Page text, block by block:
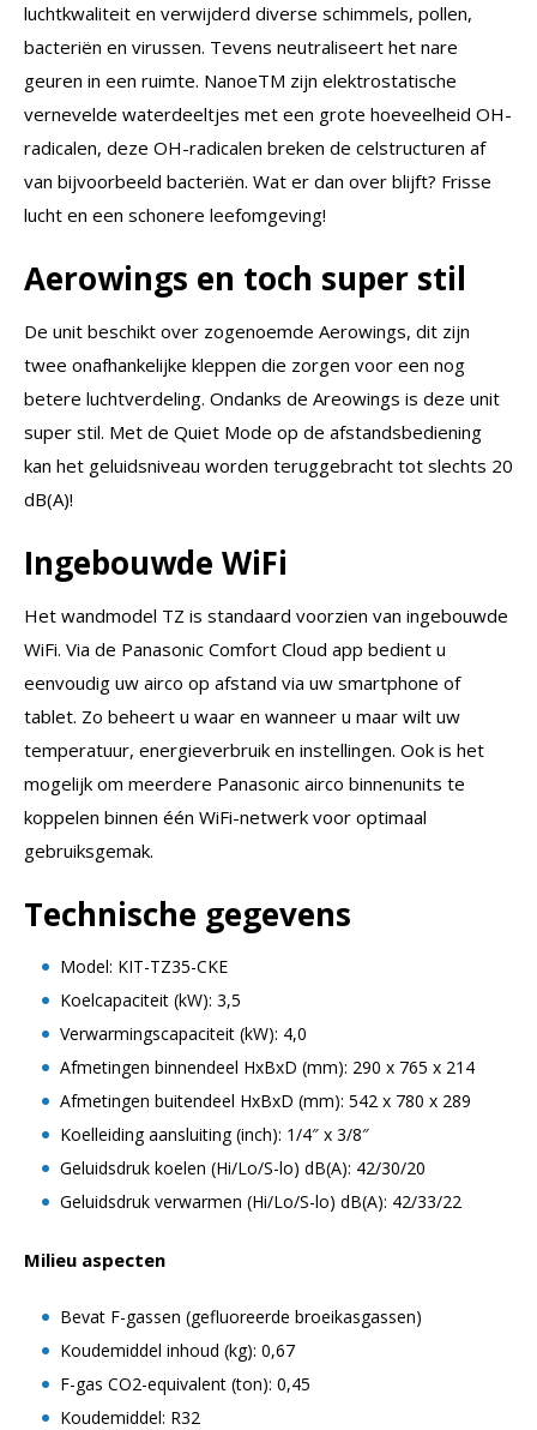
luchtkwaliteit en verwijderd diverse schimmels, pollen,
bacteriën en virussen. Tevens neutraliseert het nare
geuren in een ruimte. NanoeTM zijn elektrostatische
vernevelde waterdeeltjes met een grote hoeveelheid OH-
radicalen, deze OH-radicalen breken de celstructuren af
van bijvoorbeeld bacteriën. Wat er dan over blijft? Frisse
lucht en een schonere leefomgeving!
Aerowings en toch super stil
De unit beschikt over zogenoemde Aerowings, dit zijn
twee onafhankelijke kleppen die zorgen voor een nog
betere luchtverdeling. Ondanks de Areowings is deze unit
super stil. Met de Quiet Mode op de afstandsbediening
kan het geluidsniveau worden teruggebracht tot slechts 20
dB(A)!
Ingebouwde WiFi
Het wandmodel TZ is standaard voorzien van ingebouwde
WiFi. Via de Panasonic Comfort Cloud app bedient u
eenvoudig uw airco op afstand via uw smartphone of
tablet. Zo beheert u waar en wanneer u maar wilt uw
temperatuur, energieverbruik en instellingen. Ook is het
mogelijk om meerdere Panasonic airco binnenunits te
koppelen binnen één WiFi-netwerk voor optimaal
gebruiksgemak.
Technische gegevens
Model: KIT-TZ35-CKE
Koelcapaciteit (kW): 3,5
Verwarmingscapaciteit (kW): 4,0
Afmetingen binnendeel HxBxD (mm): 290 x 765 x 214
Afmetingen buitendeel HxBxD (mm): 542 x 780 x 289
Koelleiding aansluiting (inch): 1/4″ x 3/8″
Geluidsdruk koelen (Hi/Lo/S-lo) dB(A): 42/30/20
Geluidsdruk verwarmen (Hi/Lo/S-lo) dB(A): 42/33/22
Milieu aspecten
Bevat F-gassen (gefluoreerde broeikasgassen)
Koudemiddel inhoud (kg): 0,67
F-gas CO2-equivalent (ton): 0,45
Koudemiddel: R32